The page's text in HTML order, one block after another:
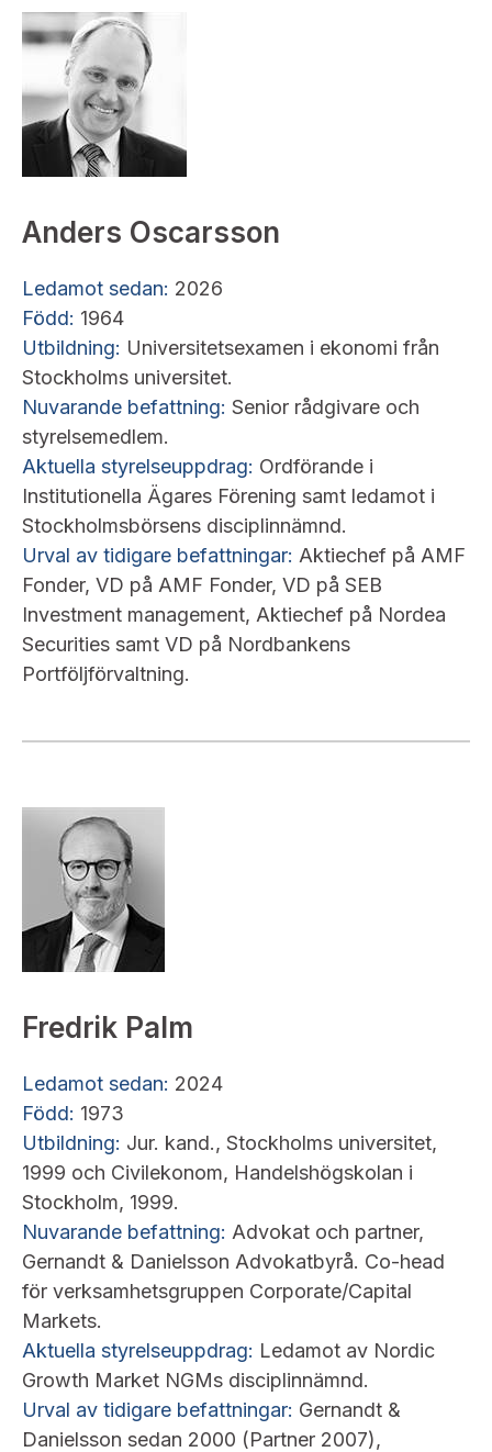
Anders Oscarsson
Ledamot sedan: 2026
Född: 1964
Utbildning: Universitetsexamen i ekonomi från
Stockholms universitet.
Nuvarande befattning: Senior rådgivare och
styrelsemedlem.
Aktuella styrelseuppdrag: Ordförande i
Institutionella Ägares Förening samt ledamot i
Stockholmsbörsens disciplinnämnd.
Urval av tidigare befattningar: Aktiechef på AMF
Fonder, VD på AMF Fonder, VD på SEB
Investment management, Aktiechef på Nordea
Securities samt VD på Nordbankens
Portföljförvaltning.
Fredrik Palm
Ledamot sedan: 2024
Född: 1973
Utbildning: Jur. kand., Stockholms universitet,
1999 och Civilekonom, Handelshögskolan i
Stockholm, 1999.
Nuvarande befattning: Advokat och partner,
Gernandt & Danielsson Advokatbyrå. Co-head
för verksamhetsgruppen Corporate/Capital
Markets.
Aktuella styrelseuppdrag: Ledamot av Nordic
Growth Market NGMs disciplinnämnd.
Urval av tidigare befattningar: Gernandt &
Danielsson sedan 2000 (Partner 2007),